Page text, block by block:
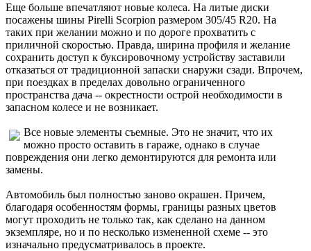
Еще больше впечатляют новые колеса. На литые диски
посажены шины Pirelli Scorpion размером 305/45 R20. На
таких при желании можно и по дороге прохватить с
приличной скоростью. Правда, ширина профиля и желание
сохранить доступ к буксировочному устройству заставили
отказаться от традиционной запаски снаружи сзади. Впрочем,
при поездках в пределах довольно ограниченного
пространства дача -- окрестности острой необходимости в
запасном колесе и не возникает.
Все новые элементы съемные. Это не значит, что их
можно просто оставить в гараже, однако в случае
повреждения они легко демонтируются для ремонта или
замены.
Автомобиль был полностью заново окрашен. Причем,
благодаря особенностям формы, границы разных цветов
могут проходить не только так, как сделано на данном
экземпляре, но и по несколько измененной схеме -- это
изначально предусматривалось в проекте.